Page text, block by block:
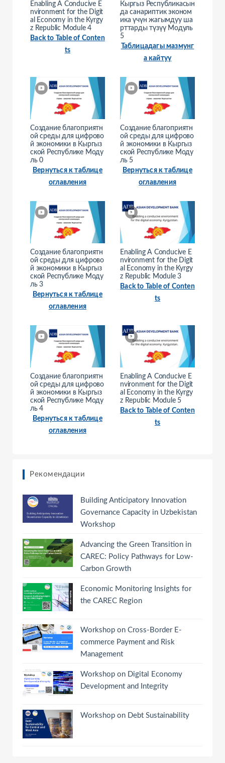
Enabling A Conducive E
nvironment for the Digit
al Economy in the Kyrgy
z Republic Module 4
Back to Table of Conten
ts
Кыргыз Республикасын
да санариптик эконом
ика үчүн жагымдуу ша
рттарды түзүү Модуль
5
Таблицадагы мазмунг
а кайтуу
Создание благоприятн
ой среды для цифрово
й экономики в Кыргыз
ской Республике Моду
ль 0
Вернуться к таблице
оглавления
Создание благоприятн
ой среды для цифрово
й экономики в Кыргыз
ской Республике Моду
ль 5
Вернуться к таблице
оглавления
Создание благоприятн
ой среды для цифрово
й экономики в Кыргыз
ской Республике Моду
ль 3
Вернуться к таблице
оглавления
Enabling A Conducive E
nvironment for the Digit
al Economy in the Kyrgy
z Republic Module 3
Back to Table of Conten
ts
Создание благоприятн
ой среды для цифрово
й экономики в Кыргыз
ской Республике Моду
ль 4
Вернуться к таблице
оглавления
Enabling A Conducive E
nvironment for the Digit
al Economy in the Kyrgy
z Republic Module 5
Back to Table of Conten
ts
Рекомендации
Building Anticipatory Innovation
Governance Capacity in Uzbekistan
Workshop
Advancing the Green Transition in
CAREC: Policy Pathways for Low-
Carbon Growth
Economic Monitoring Insights for
the CAREC Region
Workshop on Cross-Border E-
commerce Payment and Risk
Management
Workshop on Digital Economy
Development and Integrity
Workshop on Debt Sustainability